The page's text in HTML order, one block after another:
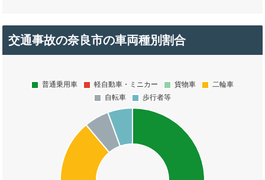
交通事故の奈良市の車両種別割合